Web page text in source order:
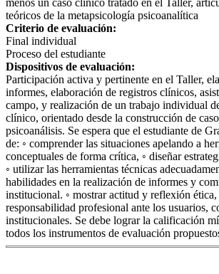
teóricos de la metapsicología psicoanalítica
Criterio de evaluación:
Final individual
Proceso del estudiante
Dispositivos de evaluación:
Participación activa y pertinente en el Taller,
informes, elaboración de registros clínicos,
campo, y realización de un trabajo individual
clínico, orientado desde la construcción de
psicoanálisis. Se espera que el estudiante de
de: ◦ comprender las situaciones apelando a
conceptuales de forma crítica, ◦ diseñar
◦ utilizar las herramientas técnicas
habilidades en la realización de informes y
institucional. ◦ mostrar actitud y reflexión ética,
responsabilidad profesional ante los usuarios,
institucionales. Se debe lograr la calificación
todos los instrumentos de evaluación